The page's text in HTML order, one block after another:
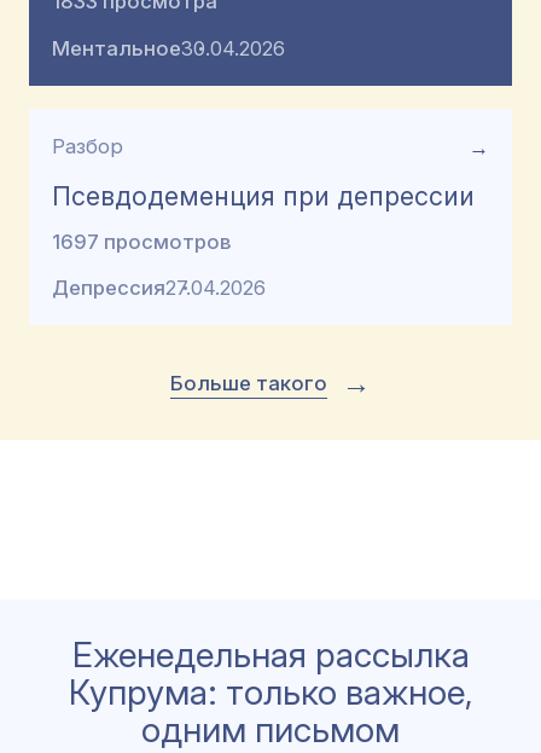
Ментальное30.04.2026
Разбор →
Псевдодеменция при депрессии
1697 просмотров
Депрессия27.04.2026
Больше такого →
Еженедельная рассылка
Купрума: только важное,
одним письмом